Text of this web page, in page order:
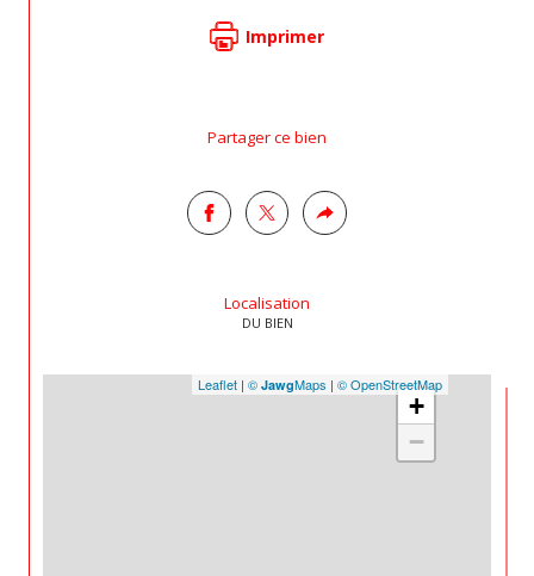
Imprimer
Partager ce bien
Localisation
DU BIEN
+
−
Leaflet | © JawgMaps | © OpenStreetMap